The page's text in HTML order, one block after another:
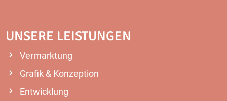
UNSERE LEISTUNGEN
Vermarktung
Grafik & Konzeption
Entwicklung